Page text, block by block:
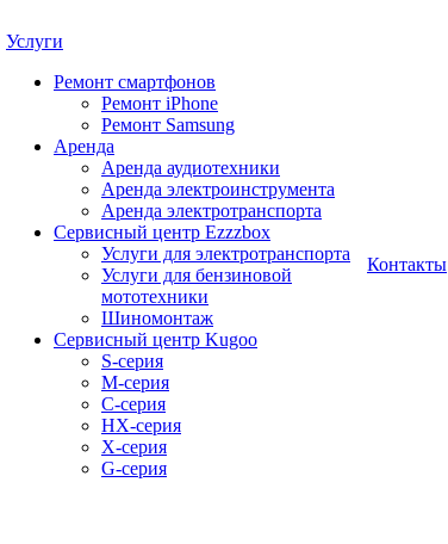
Услуги
Ремонт смартфонов
Ремонт iPhone
Ремонт Samsung
Аренда
Аренда аудиотехники
Аренда электроинструмента
Аренда электротранспорта
Сервисный центр Ezzzbox
Услуги для электротранспорта
Услуги для бензиновой
мототехники
Шиномонтаж
Сервисный центр Kugoo
S-cерия
M-серия
С-серия
HX-серия
X-серия
G-серия
Контакты